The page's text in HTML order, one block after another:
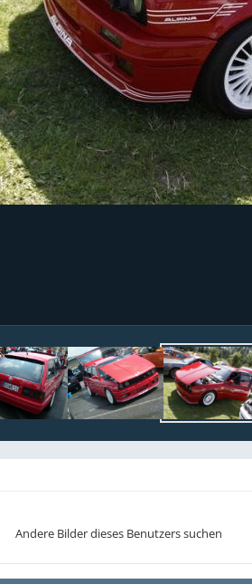
Andere Bilder dieses Benutzers suchen